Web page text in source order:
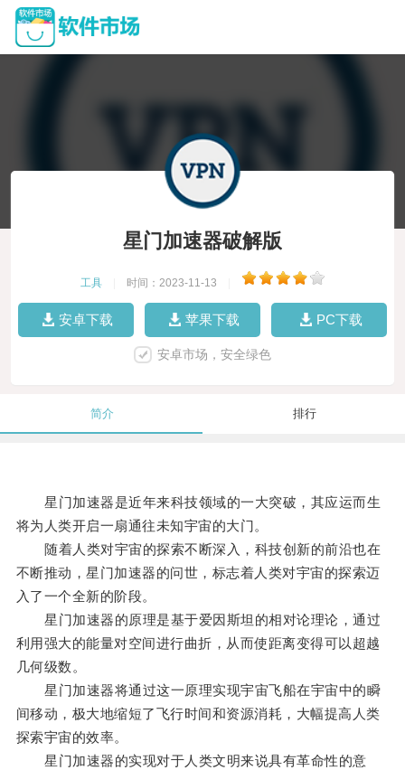
星门加速器破解版
工具 时间：2023-11-13
安卓下载 苹果下载 PC下载
安卓市场，安全绿色
简介 排行
星门加速器是近年来科技领域的一大突破，其应运而生
将为人类开启一扇通往未知宇宙的大门。
随着人类对宇宙的探索不断深入，科技创新的前沿也在
不断推动，星门加速器的问世，标志着人类对宇宙的探索迈
入了一个全新的阶段。
星门加速器的原理是基于爱因斯坦的相对论理论，通过
利用强大的能量对空间进行曲折，从而使距离变得可以超越
几何级数。
星门加速器将通过这一原理实现宇宙飞船在宇宙中的瞬
间移动，极大地缩短了飞行时间和资源消耗，大幅提高人类
探索宇宙的效率。
星门加速器的实现对于人类文明来说具有革命性的意